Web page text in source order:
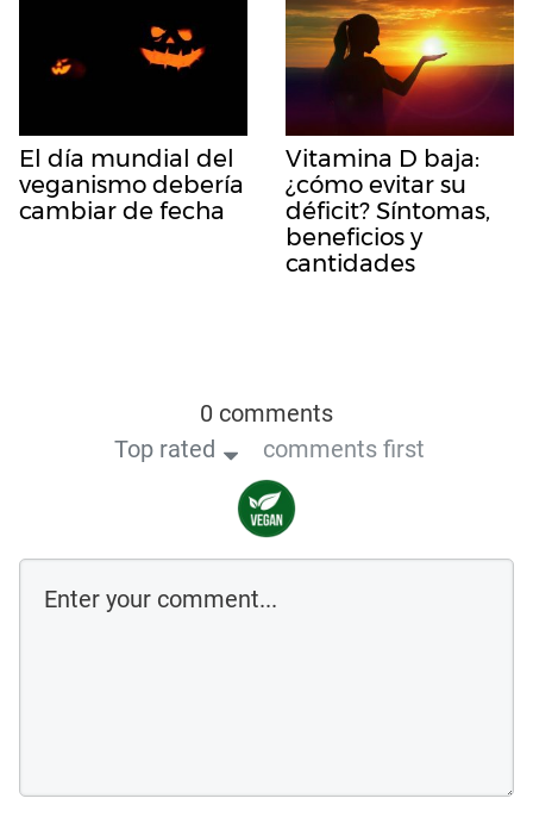
El día mundial del
veganismo debería
cambiar de fecha
Vitamina D baja:
¿cómo evitar su
déficit? Síntomas,
beneficios y
cantidades
0 comments
Top rated
comments first